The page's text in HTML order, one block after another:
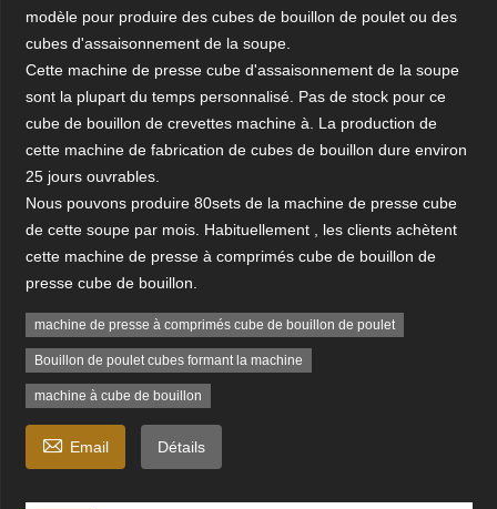
modèle pour produire des cubes de bouillon de poulet ou des
cubes d'assaisonnement de la soupe.
Cette machine de presse cube d'assaisonnement de la soupe
sont la plupart du temps personnalisé. Pas de stock pour ce
cube de bouillon de crevettes machine à. La production de
cette machine de fabrication de cubes de bouillon dure environ
25 jours ouvrables.
Nous pouvons produire 80sets de la machine de presse cube
de cette soupe par mois. Habituellement , les clients achètent
cette machine de presse à comprimés cube de bouillon de
presse cube de bouillon.
machine de presse à comprimés cube de bouillon de poulet
Bouillon de poulet cubes formant la machine
machine à cube de bouillon
 Email Détails